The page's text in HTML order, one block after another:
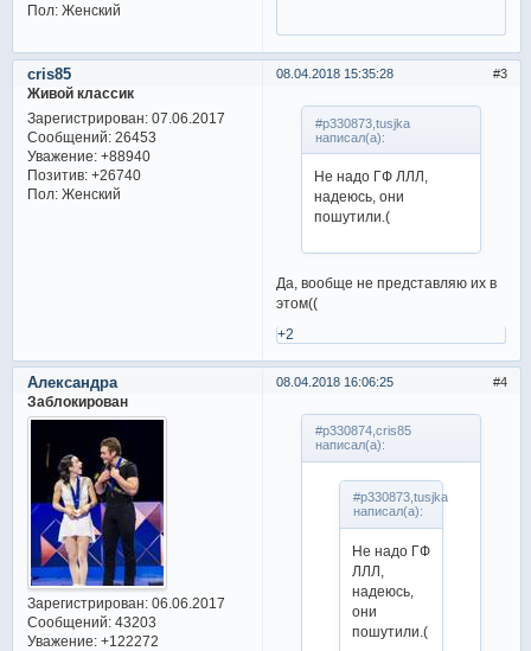
Пол:Женский
3
08.04.2018 15:35:28
cris85
Живой классик
Зарегистрирован: 07.06.2017
Сообщений:26453
Уважение: +88940
Позитив: +26740
Пол:Женский
#p330873,tusjka
написал(а):
Не надо ГФ ЛЛЛ,
надеюсь, они
пошутили.(
Да, вообще не представляю их в
этом((
+2
4
08.04.2018 16:06:25
Александра
Заблокирован
Зарегистрирован: 06.06.2017
Сообщений:43203
Уважение: +122272
#p330874,cris85
написал(а):
#p330873,tusjka
написал(а):
Не надо ГФ
ЛЛЛ,
надеюсь,
они
пошутили.(